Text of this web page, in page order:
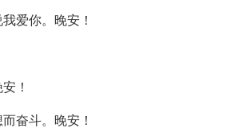
爱你。晚安！
！
奋斗。晚安！